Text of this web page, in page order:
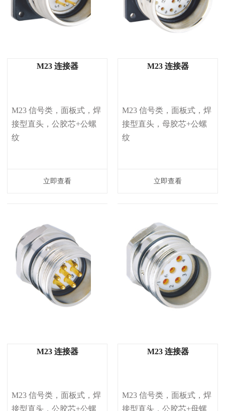
M23 连接器
M23 信号类，面板式，焊
接型直头，公胶芯+公螺
纹
立即查看
M23 连接器
M23 信号类，面板式，焊
接型直头，母胶芯+公螺
纹
立即查看
M23 连接器
M23 信号类，面板式，焊
接型直头，公胶芯+公螺
M23 连接器
M23 信号类，面板式，焊
接型直头，公胶芯+母螺